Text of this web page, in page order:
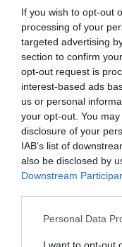
If you wish to opt-out
processing of your
targeted advertising
section to confirm
opt-out request is
interest-based ads
us or personal
your opt-out. You
disclosure of your
IAB’s list of
also be disclosed by
Downstream
Personal Data
«Άγιες Ψυχές», που
απελπισμένο πόθο
Ελευθερία τους,
και τις θυσίες για
πραγματικότητα,
ανυπομονησία το 3ο
σειρά της
Λευτεριά»
#3Στέφανος
Σε ηλικία μόλις 26